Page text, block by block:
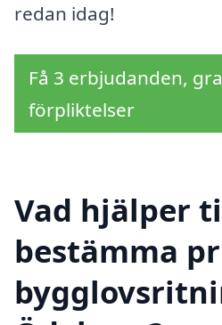
redan idag!
Få 3 erbjudanden,
förpliktelser
Vad hjälper
bestämma